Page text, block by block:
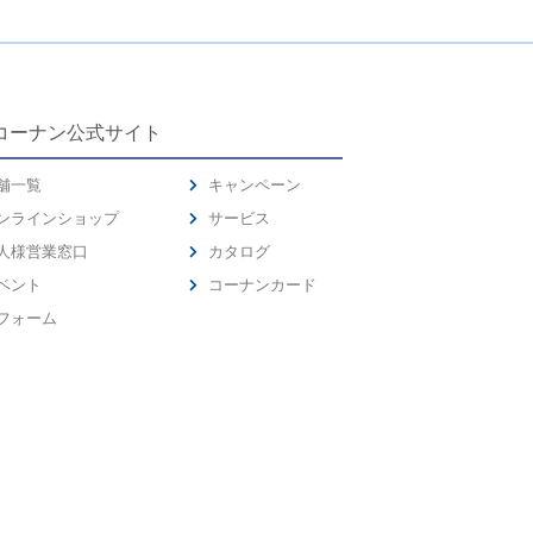
ーナン公式サイト
一覧
ラインショップ
様営業窓口
ント
ォーム
キャンペーン
サービス
カタログ
コーナンカード